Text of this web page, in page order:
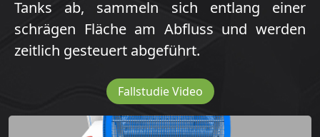
Tanks ab, sammeln sich entlang einer
schrägen Fläche am Abfluss und werden
zeitlich gesteuert abgeführt.
Fallstudie Video